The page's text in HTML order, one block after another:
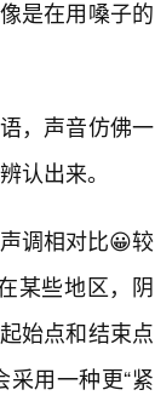
是在用嗓子的
，声音仿佛一
认出来。
调相对比😀较
某些地区，阴
始点和结束点
用一种更“紧